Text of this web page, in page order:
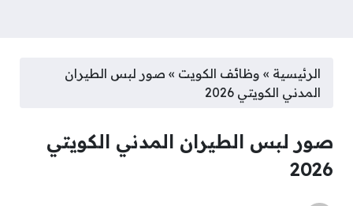
الرئيسية » وظائف الكويت » صور لبس الطيران
المدني الكويتي 2026
صور لبس الطيران المدني الكويتي
2026